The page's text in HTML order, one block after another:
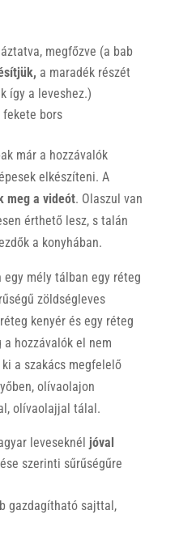
megfőzve (a bab
a maradék részét
így a leveshez.)
fekete bors
már a hozzávalók
elkészíteni. A
meg a videót. Olaszul van
érthető lesz, s talán
a konyhában.
mély tálban egy réteg
zöldségleves
kenyér és egy réteg
hozzávalók el nem
a szakács megfelelő
olívaolajon
olívaolajjal tálal.
leveseknél jóval
szerinti sűrűségűre
gazdagítható sajttal,